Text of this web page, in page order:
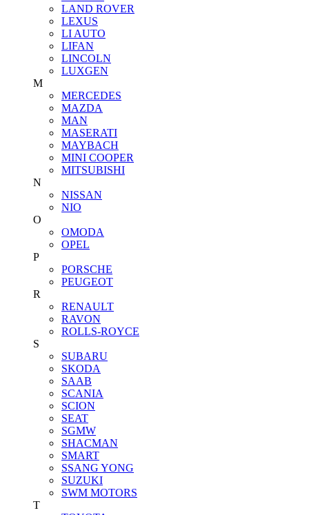
LAND ROVER
LEXUS
LI AUTO
LIFAN
LINCOLN
LUXGEN
M
MERCEDES
MAZDA
MAN
MASERATI
MAYBACH
MINI COOPER
MITSUBISHI
N
NISSAN
NIO
O
OMODA
OPEL
P
PORSCHE
PEUGEOT
R
RENAULT
RAVON
ROLLS-ROYCE
S
SUBARU
SKODA
SAAB
SCANIA
SCION
SEAT
SGMW
SHACMAN
SMART
SSANG YONG
SUZUKI
SWM MOTORS
T